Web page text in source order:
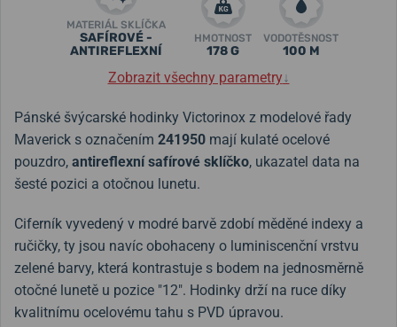
MATERIÁL SKLÍČKA
SAFÍROVÉ -
ANTIREFLEXNÍ
HMOTNOST
178 G
VODOTĚSNOST
100 M
Zobrazit všechny parametry↓
Pánské švýcarské hodinky Victorinox z modelové řady
Maverick s označením 241950 mají kulaté ocelové
pouzdro, antireflexní safírové sklíčko, ukazatel data na
šesté pozici a otočnou lunetu.
Ciferník vyvedený v modré barvě zdobí měděné indexy a
ručičky, ty jsou navíc obohaceny o luminiscenční vrstvu
zelené barvy, která kontrastuje s bodem na jednosměrně
otočné lunetě u pozice "12". Hodinky drží na ruce díky
kvalitnímu ocelovému tahu s PVD úpravou.